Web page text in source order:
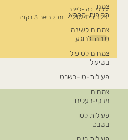
צמחי
תרופות-סבתא
צמחים לשינה
טובה ולרוגע
צמחים לטיפול
בשיעול
פעילות-טו-בשבט
צמחים
מנקי-רעלים
פעילות לטו
בשבט
ג'קלין כהן-לייבה
24 ביוני 2024
זמן קריאה 3 דקות